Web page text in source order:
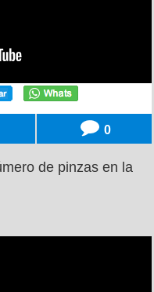
0
de pinzas en la